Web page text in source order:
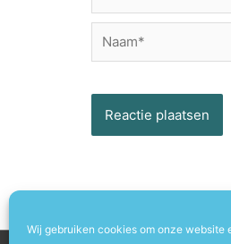
Wij gebruiken cookies om onze website
Naam*